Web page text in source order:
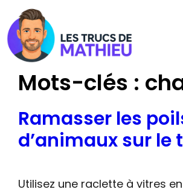
Aller
au
contenu
Mots-clés :
Ramasser les
d’animaux sur le
Utilisez une raclette à vitres